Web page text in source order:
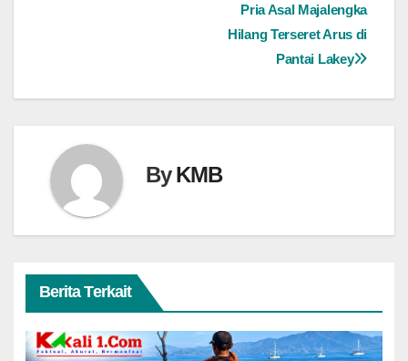
Pria Asal Majalengka
Hilang Terseret Arus di
Pantai Lakey
ByKMB
Berita Terkait